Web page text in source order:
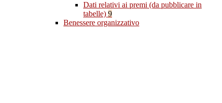
Dati relativi ai premi (da pubblicare in
tabelle) 9
Benessere organizzativo